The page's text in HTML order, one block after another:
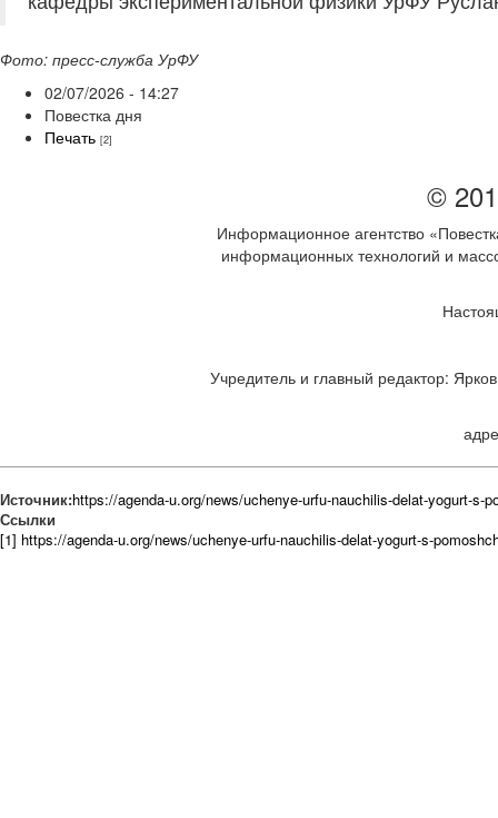
Фото: пресс-служба УрФУ
02/07/2026 - 14:27
Повестка дня
Печать [2]
©
Информационное агентство
информационных технологий и
Учредитель и главный редактор:
Источник:https://agenda-u.org/news/uchenye-urfu-nauchilis-delat-yogurt-s-
Ссылки
[1] https://agenda-u.org/news/uchenye-urfu-nauchilis-delat-yogurt-s-